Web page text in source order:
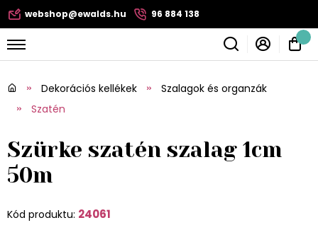
webshop@ewalds.hu 96 884 138
Dekorációs kellékek
Szalagok és organzák
Szatén
Szürke szatén szalag 1cm
50m
Kód produktu: 24061